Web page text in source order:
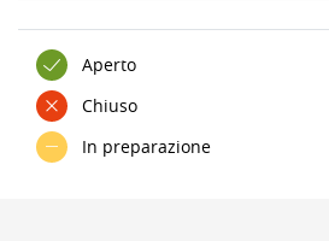
Aperto
Chiuso
In preparazione